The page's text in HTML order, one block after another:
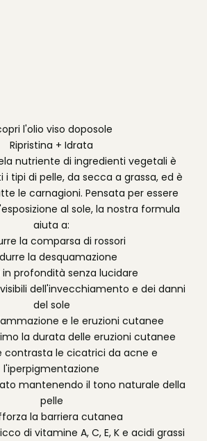
l'olio viso doposole
Ripristina + Idrata
nutriente di ingredienti vegetali è
tipi di pelle, da secca a grassa, ed è
le carnagioni. Pensata per essere
al sole, la nostra formula
aiuta a:
la comparsa di rossori
la desquamazione
in profondità senza lucidare
dell'invecchiamento e dei danni
del sole
e le eruzioni cutanee
la durata delle eruzioni cutanee
contrasta le cicatrici da acne e
l'iperpigmentazione
mantenendo il tono naturale della
pelle
la barriera cutanea
di vitamine A, C, E, K e acidi grassi